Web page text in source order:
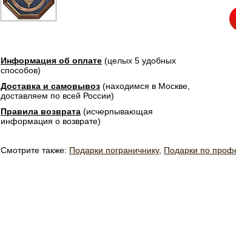
Информация об оплате (целых 5 удобных
способов)
Доставка и самовывоз (находимся в Москве,
доставляем по всей России)
Правила возврата (исчерпывающая
информация о возврате)
Смотрите также: Подарки пограничнику, Подарки по